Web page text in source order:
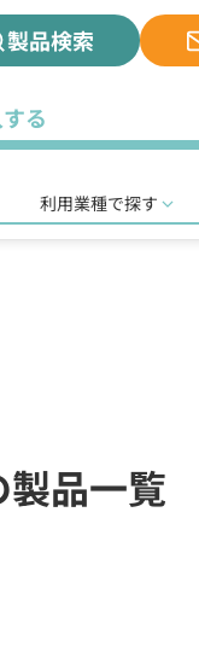
製品検索
る
利用業種で探す
品一覧